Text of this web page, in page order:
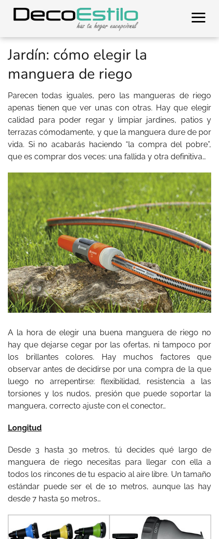
Jardín: cómo elegir la
manguera de riego
Parecen todas iguales, pero las mangueras de riego
apenas tienen que ver unas con otras. Hay que elegir
calidad para poder regar y limpiar jardines, patios y
terrazas cómodamente, y que la manguera dure de por
vida. Si no acabarás haciendo “la compra del pobre”,
que es comprar dos veces: una fallida y otra definitiva…
A la hora de elegir una buena manguera de riego no
hay que dejarse cegar por las ofertas, ni tampoco por
los brillantes colores. Hay muchos factores que
observar antes de decidirse por una compra de la que
luego no arrepentirse: flexibilidad, resistencia a las
torsiones y los nudos, presión que puede soportar la
manguera, correcto ajuste con el conector…
Longitud
Desde 3 hasta 30 metros, tú decides qué largo de
manguera de riego necesitas para llegar con ella a
todos los rincones de tu espacio al aire libre. Un tamaño
estándar puede ser el de 10 metros, aunque las hay
desde 7 hasta 50 metros…